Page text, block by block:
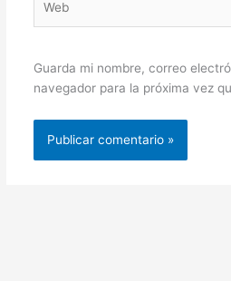
Guarda mi nombre, correo
navegador para la próxima vez